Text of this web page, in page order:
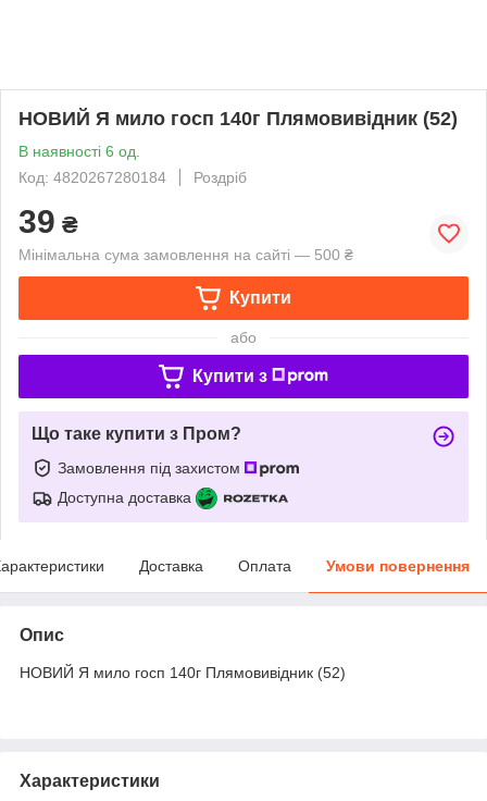
НОВИЙ Я мило госп 140г Плямовивідник (52)
В наявності 6 од.
Код: 4820267280184
Роздріб
39 ₴
Мінімальна сума замовлення на сайті — 500 ₴
Купити
або
Купити з
Що таке купити з Пром?
Замовлення під захистом
Доступна доставка
Доставка Оплата Умови повернення
Опис
НОВИЙ Я мило госп 140г Плямовивідник (52)
Характеристики